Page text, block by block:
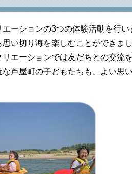
ーションの3つの体験活動を行い
い切り海を楽しむことができま
エーションでは友だちとの交流を
芦屋町の子どもたちも、よい思